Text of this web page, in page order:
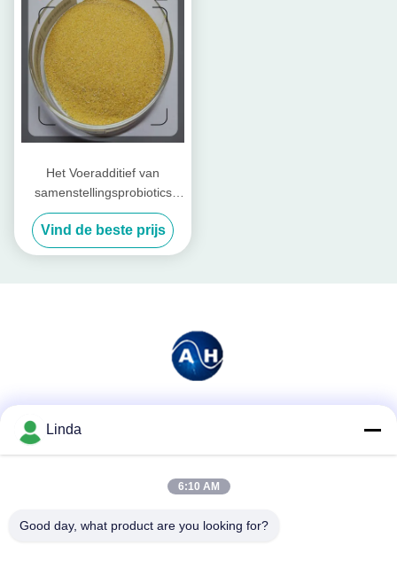
Het Voeradditief van
samenstellingsprobiotics
voor Vee en Gevogelte
Vind de beste prijs
Linda
6:10 AM
Good day, what product are you looking for?